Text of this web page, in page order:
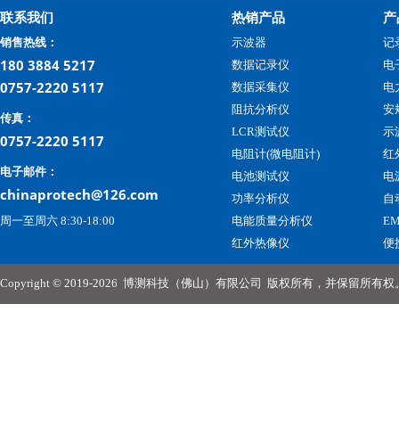
联系我们
销售热线：
180 3884 5217
0757-2220 5117
传真：
0757-2220 5117
电子邮件：
chinaprotech@126.com
周一至周六 8:30-18:00
热销产品
示波器
数据记录仪
数据采集仪
阻抗分析仪
LCR测试仪
电阻计(微电阻计)
电池测试仪
功率分析仪
电能质量分析仪
红外热像仪
记
电
电
安
示
红
电
自
便
Copyright © 2019-2026 博测科技（佛山）有限公司 版权所有，并保留所有